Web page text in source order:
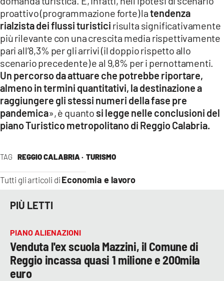
TAG REGGIO CALABRIA · TURISMO
Tutti gli articoli di Economia e lavoro
proattivo (programmazione forte) latendenza
rialzista dei flussi turistici risulta significativamente
più rilevante con una crescita media rispettivamente
pari all’8,3% per gli arrivi (il doppio rispetto allo
scenario precedente) e al 9,8% per i pernottamenti.
Un percorso da attuare che potrebbe riportare,
almeno in termini quantitativi, la destinazione a
raggiungere gli stessi numeri della fase pre
pandemica», è quanto si legge nelle conclusioni del
piano Turistico metropolitano di Reggio Calabria.
PIÙ LETTI
PIANO ALIENAZIONI
Venduta l'ex scuola Mazzini, il Comune di
Reggio incassa quasi 1 milione e 200mila
euro